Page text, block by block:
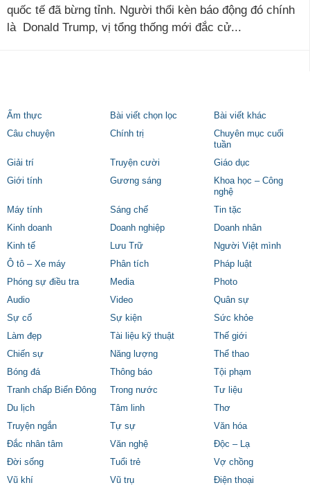
quốc tế đã bừng tỉnh. Người thổi kèn báo động đó chính
là Donald Trump, vị tổng thống mới đắc cử...
Ẩm thực Bài viết chọn lọc
Bài viết khác
Câu chuyện
Chính trị
Chuyên mục cuối
tuần
Giải trí
Truyện cười
Giáo dục
Giới tính
Gương sáng
Khoa học – Công
nghệ
Máy tính
Sáng chế
Tin tặc
Kinh doanh
Doanh nghiệp
Doanh nhân
Kinh tế
Lưu Trữ
Người Việt mình
Ô tô – Xe máy
Phân tích
Pháp luật
Phóng sự điều tra
Media
Photo
Audio
Video
Quân sự
Sự cố
Sự kiện
Sức khỏe
Làm đẹp
Tài liệu kỹ thuật
Thế giới
Chiến sự
Năng lượng
Thể thao
Bóng đá
Thông báo
Tội phạm
Tranh chấp Biển Đông
Trong nước
Tư liệu
Du lịch
Tâm linh
Thơ
Truyện ngắn
Tự sự
Văn hóa
Đắc nhân tâm
Văn nghệ
Độc – Lạ
Đời sống
Tuổi trẻ
Vợ chồng
Vũ khí
Vũ trụ Điện thoại